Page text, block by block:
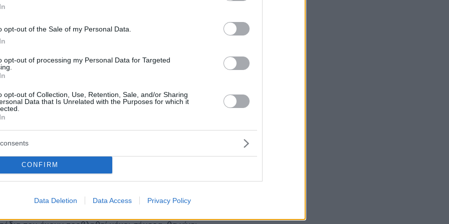
opt-out of the Sale of my Personal Data.
opt-out of processing my Personal Data for Targeted
opt-out of Collection, Use, Retention, Sale, and/or Sharing
Data that Is Unrelated with the Purposes for which it
CONFIRM
Data Deletion Data Access Privacy Policy
«Προέβλεψαν»... τον
καύσωνα στη Βρετανία; -
να αυξάνονται στο Ηνωμένο Βασίλειο και σε
οι θαυμαστές της σειράς έχουν κοινοποιήσει
στιγμιότυπα από παλιά επεισόδια που «προέβλεψαν»
της ιστορίας τους, οι
κωφό χαρακτήρα